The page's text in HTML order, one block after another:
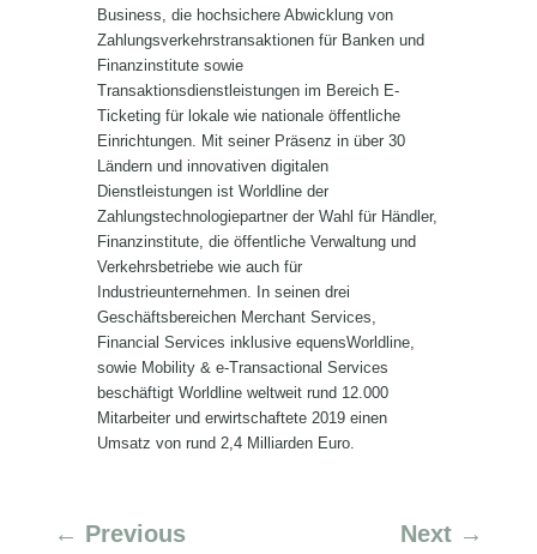
Business, die hochsichere Abwicklung von
Zahlungsverkehrstransaktionen für Banken und
Finanzinstitute sowie
Transaktionsdienstleistungen im Bereich E-
Ticketing für lokale wie nationale öffentliche
Einrichtungen. Mit seiner Präsenz in über 30
Ländern und innovativen digitalen
Dienstleistungen ist Worldline der
Zahlungstechnologiepartner der Wahl für Händler,
Finanzinstitute, die öffentliche Verwaltung und
Verkehrsbetriebe wie auch für
Industrieunternehmen. In seinen drei
Geschäftsbereichen Merchant Services,
Financial Services inklusive equensWorldline,
sowie Mobility & e-Transactional Services
beschäftigt Worldline weltweit rund 12.000
Mitarbeiter und erwirtschaftete 2019 einen
Umsatz von rund 2,4 Milliarden Euro.
← Previous Next →